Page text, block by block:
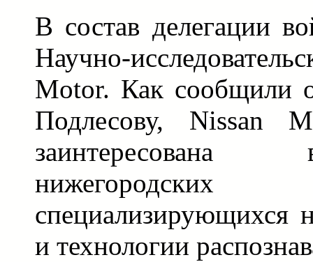
В состав делегации
Научно-
Motor. Как сообщили
Подлесову, Nissan
специализирующихся
и технологии